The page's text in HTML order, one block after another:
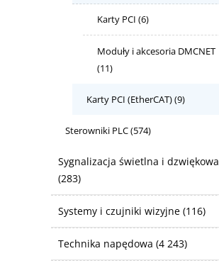
Karty PCI (6)
Moduły i akcesoria DMCNET
(11)
Karty PCI (EtherCAT)(9)
Sterowniki PLC(574)
Sygnalizacja świetlna i dzwiękowa
(283)
Systemy i czujniki wizyjne (116)
Technika napędowa (4 243)